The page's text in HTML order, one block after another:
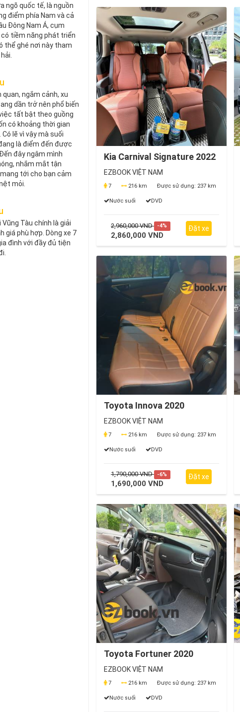
ngõ quốc tế, là nguồn
điểm phía Nam và cả
Đông Nam Á, cụm
tiềm năng phát triển
thể ghé nơi này tham
ngắm cảnh, xu
dần trở nên phổ biến
tất bật theo guồng
có khoảng thời gian
lẽ vì vậy mà suối
là điểm đến được
đây ngâm mình
nhắm mắt tận
tới cho bạn cảm
mỏi.
Tàu chính là giải
giá phù hợp. Dòng xe 7
đình với đầy đủ tiện
Kia Carnival Signature 2022
EZBOOK VIỆT NAM
7 216 km Được sử dụng: 237 km
Nước suối DVD
2,960,000 VND -4%
2,860,000 VND
Đặt xe
Toyota Innova 2020
EZBOOK VIỆT NAM
7 216 km Được sử dụng: 237 km
Nước suối DVD
1,790,000 VND -6%
1,690,000 VND
Đặt xe
Toyota Fortuner 2020
EZBOOK VIỆT NAM
7 216 km Được sử dụng: 237 km
Nước suối DVD